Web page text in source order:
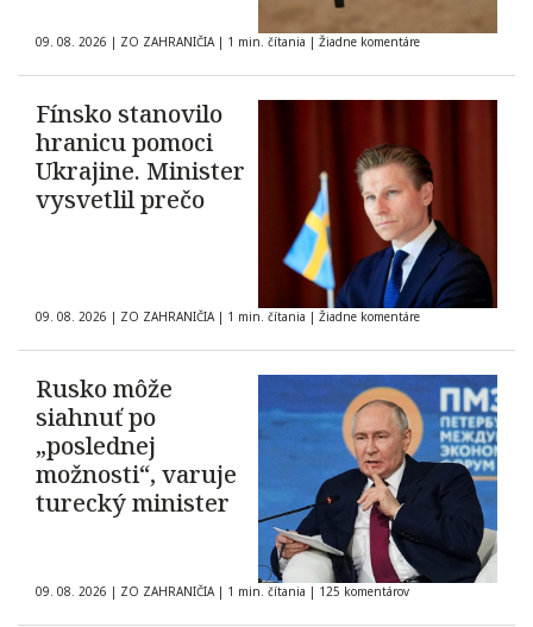
09. 08. 2026 | ZO ZAHRANIČIA | 1 min. čítania | Žiadne komentáre
Fínsko stanovilo
hranicu pomoci
Ukrajine. Minister
vysvetlil prečo
09. 08. 2026 | ZO ZAHRANIČIA | 1 min. čítania | Žiadne komentáre
Rusko môže
siahnuť po
„poslednej
možnosti“, varuje
turecký minister
09. 08. 2026 | ZO ZAHRANIČIA | 1 min. čítania | 125 komentárov